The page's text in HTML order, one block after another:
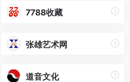
7788收藏
张雄艺术网
道音文化